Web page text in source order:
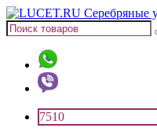
7510